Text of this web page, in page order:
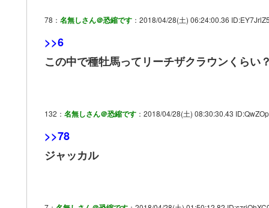
78： 名無しさん＠恐縮です ：2018/04/28(土) 06:24:00.36
>>6
この中で種牡馬ってリーチザクラウンくらい？
132： 名無しさん＠恐縮です ：2018/04/28(土) 08:30:30.43
>>78
ジャッカル